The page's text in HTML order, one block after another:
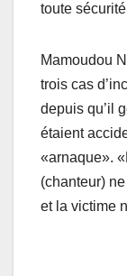
toute
Mamoudou
trois cas
depuis qu’il
étaient
«arnaque».
(chanteur)
et la victime